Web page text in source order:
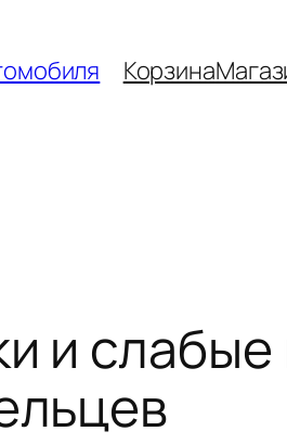
Корзина
и